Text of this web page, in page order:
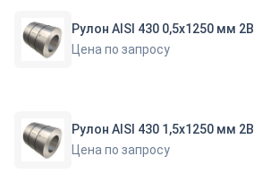
Рулон AISI 430 0,5х1250 мм 2В
Цена по запросу
Рулон AISI 430 1,5х1250 мм 2В
Цена по запросу